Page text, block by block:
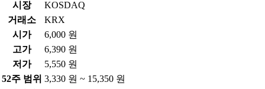
시장
KOSDAQ
거래소
KRX
시가
6,000 원
고가
6,390 원
저가
5,550 원
52주 범위 3,330 원 ~ 15,350 원